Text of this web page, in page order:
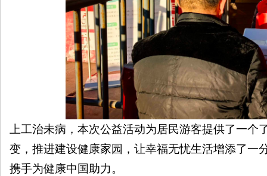
上工治未病，本次公益活动为居民游客提供了一
变，推进建设健康家园，让幸福无忧生活增添了一
携手为健康中国助力。